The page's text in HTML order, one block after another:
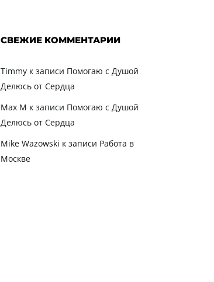
СВЕЖИЕ КОММЕНТАРИИ
Timmyк записи Помогаю с Душой
Делюсь от Сердца
Max M к записи Помогаю с Душой
Делюсь от Сердца
Mike Wazowski к записи Работа в
Москве